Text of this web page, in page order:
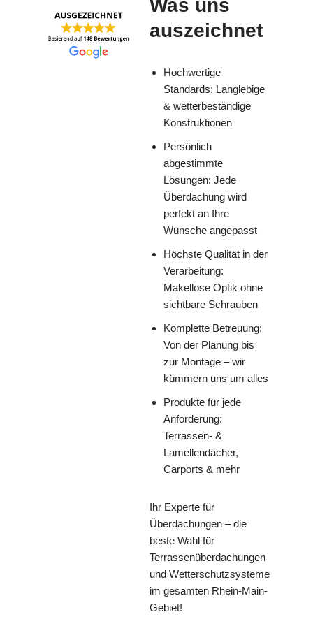
Was uns
auszeichnet
Hochwertige
Standards: Langlebige
& wetterbeständige
Konstruktionen
Persönlich
abgestimmte
Lösungen: Jede
Überdachung wird
perfekt an Ihre
Wünsche angepasst
Höchste Qualität in der
Verarbeitung:
Makellose Optik ohne
sichtbare Schrauben
Komplette Betreuung:
Von der Planung bis
zur Montage – wir
kümmern uns um alles
Produkte für jede
Anforderung:
Terrassen- &
Lamellendächer,
Carports & mehr
Ihr Experte für
Überdachungen – die
beste Wahl für
Terrassenüberdachungen
und Wetterschutzsysteme
im gesamten Rhein-Main-
Gebiet!